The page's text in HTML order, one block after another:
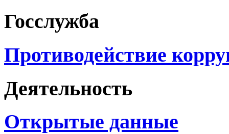
Госслужба
Противодействие
Деятельность
Открытые данные